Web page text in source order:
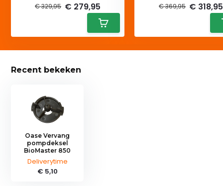
€ 329,95 € 279,95 € 369,95 € 318,95
Recent bekeken
Oase Vervang
pompdeksel
BioMaster 850
Deliverytime
€ 5,10